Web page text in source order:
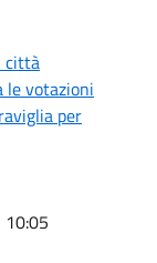
città
le votazioni
per